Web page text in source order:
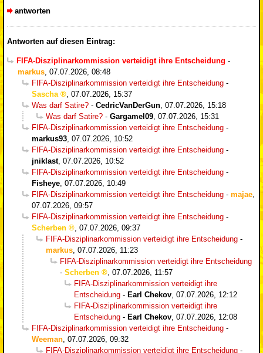
antworten
Antworten auf diesen Eintrag:
FIFA-Disziplinarkommission verteidigt ihre Entscheidung -
markus, 07.07.2026, 08:48
FIFA-Disziplinarkommission verteidigt ihre Entscheidung -
Sascha
, 07.07.2026, 15:37
Was darf Satire? - CedricVanDerGun, 07.07.2026, 15:18
Was darf Satire? - Gargamel09, 07.07.2026, 15:31
FIFA-Disziplinarkommission verteidigt ihre Entscheidung -
markus93, 07.07.2026, 10:52
FIFA-Disziplinarkommission verteidigt ihre Entscheidung -
jniklast, 07.07.2026, 10:52
FIFA-Disziplinarkommission verteidigt ihre Entscheidung -
Fisheye, 07.07.2026, 10:49
FIFA-Disziplinarkommission verteidigt ihre Entscheidung - majae,
07.07.2026, 09:57
FIFA-Disziplinarkommission verteidigt ihre Entscheidung -
Scherben
, 07.07.2026, 09:37
FIFA-Disziplinarkommission verteidigt ihre Entscheidung -
markus, 07.07.2026, 11:23
FIFA-Disziplinarkommission verteidigt ihre Entscheidung
- Scherben , 07.07.2026, 11:57
FIFA-Disziplinarkommission verteidigt ihre
Entscheidung - Earl Chekov, 07.07.2026, 12:12
FIFA-Disziplinarkommission verteidigt ihre
Entscheidung - Earl Chekov, 07.07.2026, 12:08
FIFA-Disziplinarkommission verteidigt ihre Entscheidung -
Weeman, 07.07.2026, 09:32
FIFA-Disziplinarkommission verteidigt ihre Entscheidung -